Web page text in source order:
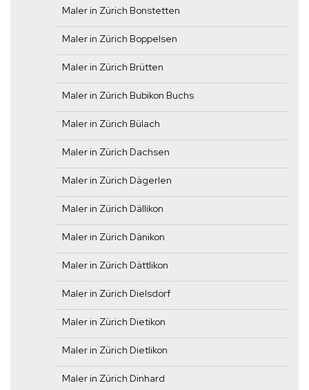
Maler in Zürich Bonstetten
Maler in Zürich Boppelsen
Maler in Zürich Brütten
Maler in Zürich Bubikon Buchs
Maler in Zürich Bülach
Maler in Zürich Dachsen
Maler in Zürich Dägerlen
Maler in Zürich Dällikon
Maler in Zürich Dänikon
Maler in Zürich Dättlikon
Maler in Zürich Dielsdorf
Maler in Zürich Dietikon
Maler in Zürich Dietlikon
Maler in Zürich Dinhard